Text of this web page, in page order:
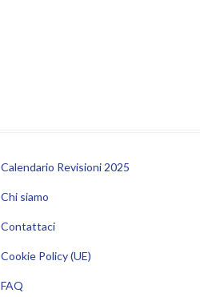
Calendario Revisioni 2025
Chi siamo
Contattaci
Cookie Policy (UE)
FAQ